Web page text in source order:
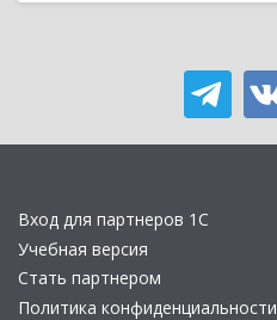
Вход для партнеров 1С
Учебная версия
Стать партнером
Политика конфиденциальности